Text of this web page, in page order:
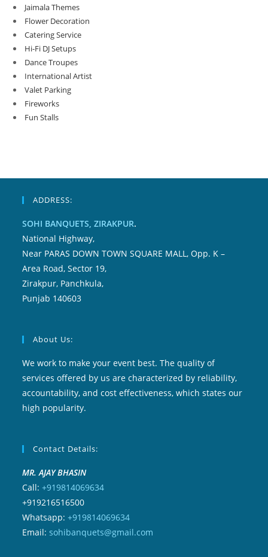
Jaimala Themes
Flower Decoration
Catering Service
Hi-Fi DJ Setups
Dance Troupes
International Artist
Valet Parking
Fireworks
Fun Stalls
ADDRESS:
SOHI BANQUETS, ZIRAKPUR.
National Highway,
Near PARAS DOWN TOWN SQUARE MALL, Opp. K –
Area Road, Sector 19,
Zirakpur, Panchkula,
Punjab 140603
About Us:
We work to make your event best. The quality of
services offered by us are characterized by reliability,
accountability, and cost effectiveness, which states our
high popularity.
Contact Details:
MR. AJAY BHASIN
Call:+919814069634
+919216516500
Whatsapp:+919814069634
Email: sohibanquets@gmail.com